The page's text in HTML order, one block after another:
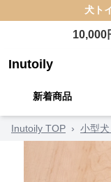
犬ト
10,000
Inutoily
新着商品
Inutoily TOP › 小型